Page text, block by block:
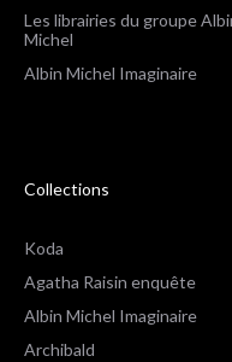
Les librairies du groupe
Michel
Albin Michel Imaginaire
Collections
Koda
Agatha Raisin enquête
Albin Michel Imaginaire
Archibald